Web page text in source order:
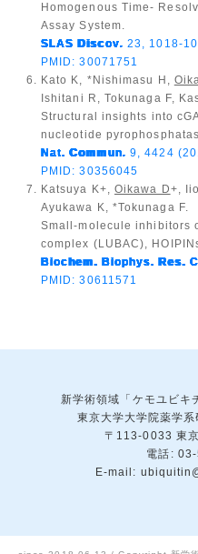
Homogenous Time-
Assay System.
SLAS Discov. 23, 1018-
PMID: 30071751
Kato K, *Nishimasu H,
Ishitani R, Tokunaga F,
Structural insights into
nucleotide
Nat. Commun. 9, 4424
PMID: 30356045
Katsuya K+, Oikawa D+,
Ayukawa K, *Tokunaga F.
Small-molecule inhibitors
complex (LUBAC),
Biochem. Biophys. Res.
PMID: 30611571
新学術領域「ケモユビ
東京大学大学院薬学
〒113-0033 東
電話:
E-mail: